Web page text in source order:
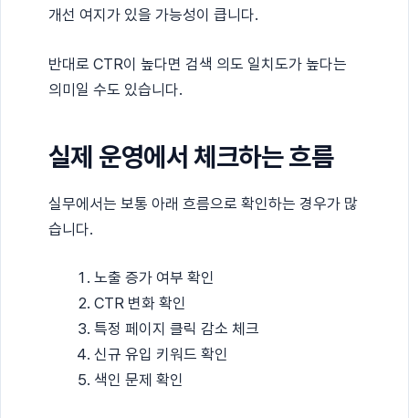
개선 여지가 있을 가능성이 큽니다.
반대로 CTR이 높다면 검색 의도 일치도가 높다는
의미일 수도 있습니다.
실제 운영에서 체크하는 흐름
실무에서는 보통 아래 흐름으로 확인하는 경우가 많
습니다.
노출 증가 여부 확인
CTR 변화 확인
특정 페이지 클릭 감소 체크
신규 유입 키워드 확인
색인 문제 확인